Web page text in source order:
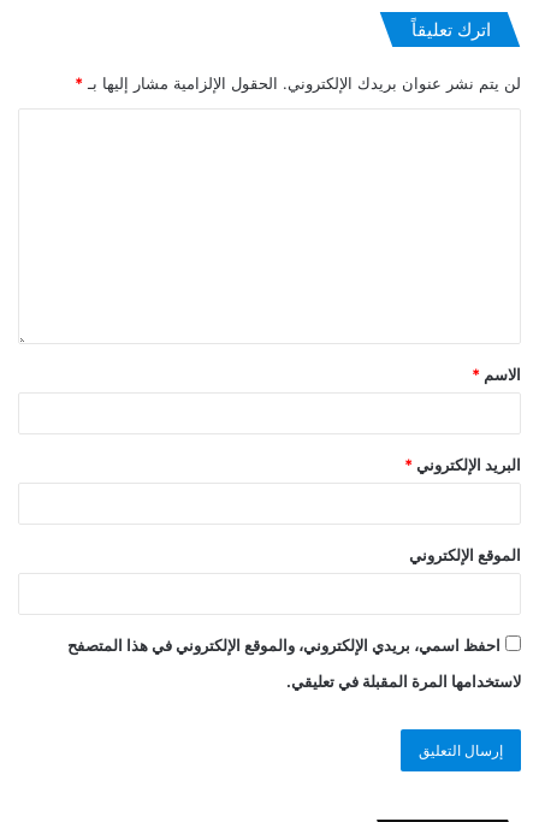
اترك تعليقاً
لن يتم نشر عنوان بريدك الإلكتروني. الحقول الإلزامية مشار إليها بـ *
الاسم *
البريد الإلكتروني *
الموقع الإلكتروني
احفظ اسمي، بريدي الإلكتروني، والموقع الإلكتروني في هذا المتصفح
لاستخدامها المرة المقبلة في تعليقي.